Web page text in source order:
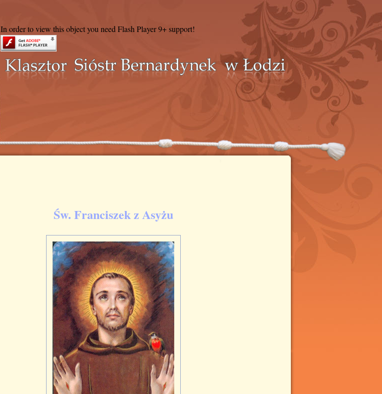
In order to view this object you need Flash Player 9+ support!
Św. Franciszek z Asyżu